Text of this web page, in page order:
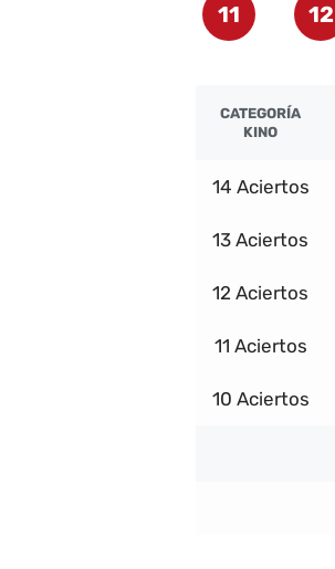
11 12
CATEGORÍA
KINO
14 Aciertos
13 Aciertos
12 Aciertos
11 Aciertos
10 Aciertos